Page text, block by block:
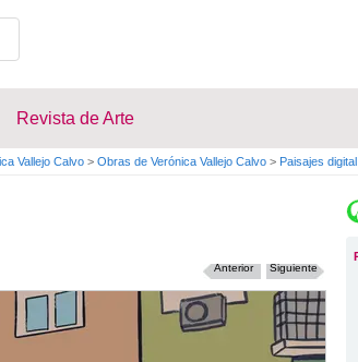
Revista de Arte
Vallejo Calvo > Obras de Verónica Vallejo Calvo > Paisajes digital
Siguiente
Anterior